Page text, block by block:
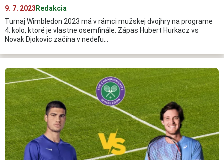
9. 7. 2023 Redakcia
Turnaj Wimbledon 2023 má v rámci mužskej dvojhry na programe
4. kolo, ktoré je vlastne osemfinále. Zápas Hubert Hurkacz vs
Novak Djokovic začína v nedeľu…